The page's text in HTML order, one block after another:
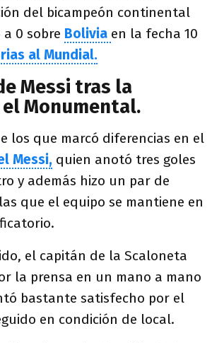
del bicampeón continental
a 0 sobre Bolivia en la fecha 10
al Mundial.
Messi tras la
Monumental.
los que marcó diferencias en el
Messi, quien anotó tres goles
y además hizo un par de
que el equipo se mantiene en
el capitán de la Scaloneta
la prensa en un mano a mano
bastante satisfecho por el
en condición de local.